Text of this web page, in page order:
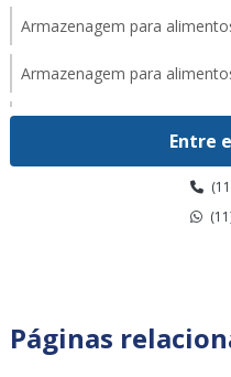
Armazenagem para
Armazenagem para
Armazenagem para
Armazenagem para
Armazenagem para
Armazenagem para
Entre
Páginas